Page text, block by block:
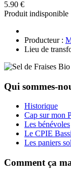
5.90 €
Produit indisponible
Producteur :
Lieu de
Qui sommes-
Historique
Cap sur mon
Les bénévoles
Le CPIE
Les paniers
Comment ça